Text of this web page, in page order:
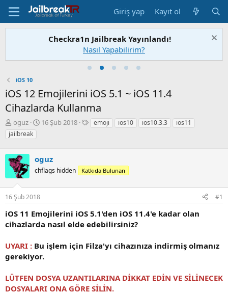
Giriş yap Kayıt ol
Checkra1n Jailbreak Yayınlandı!
Nasıl Yapabilirim?
iOS 10
iOS 12 Emojilerini iOS 5.1 ~ iOS 11.4
Cihazlarda Kullanma
K
o
n
S
a
h
i
b
i
oguz
B
a
n
ı
t
a
r
i
16 Şub 2018
E
t
l
e
emoji ios10 ios10.3.3
ios11
jailbreak
oguz
chflags hidden Katkıda Bulunan
16 Şub 2018 #1
iOS 11 Emojilerini iOS 5.1'den iOS 11.4'e kadar olan
cihazlarda nasıl elde edebilirsiniz?
UYARI : Bu işlem için Filza'yı cihazınıza indirmiş olmanız
gerekiyor.
LÜTFEN DOSYA UZANTILARINA DİKKAT EDİN VE SİLİNECEK
DOSYALARI ONA GÖRE SİLİN.